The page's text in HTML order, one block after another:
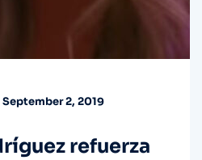
September 2, 2019
refuerza